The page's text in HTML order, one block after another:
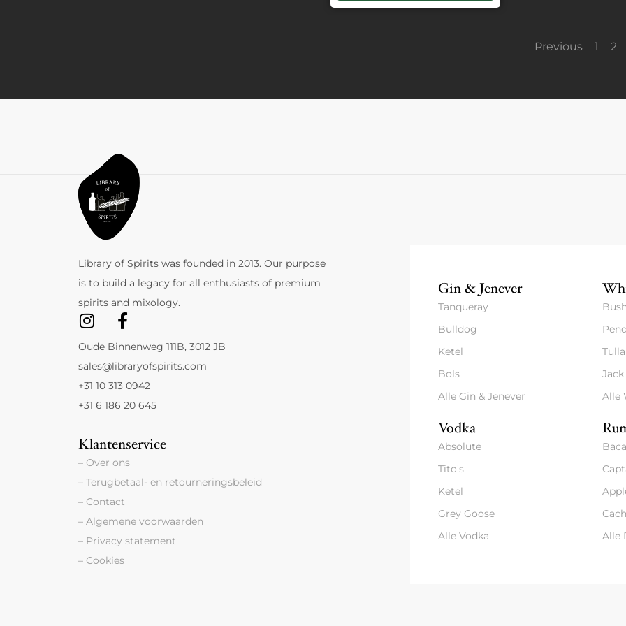
Previous 1 2
Library of Spirits was founded in 2013. Our purpose
is to build a legacy for all enthusiasts of premium
spirits and mixology.
Oude Binnenweg 111B, 3012 JB
sales@libraryofspirits.com
+31 10 313 0942
+31 6 186 20 645
Klantenservice
– Over ons
– Terugbetaal- en retourneringsbeleid
– Contact
– Algemene voorwaarden
– Privacy statement
– Cookies
Gin & Jenever
Tanqueray
Bulldog
Ketel
Bols
Alle Gin & Jenever
Alle
Vodka
Absolute
Tito's
Ketel
Grey Goose
Alle Vodka
Alle